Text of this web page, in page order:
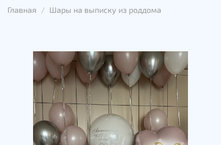
Главная Шары на выписку из роддома